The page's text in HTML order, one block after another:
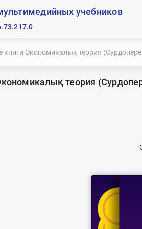
учебников
книги Экономикалық теория
теория